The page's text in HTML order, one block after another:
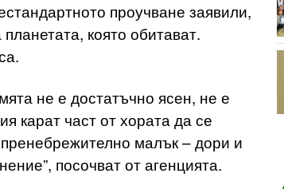
проучване заявили,
която обитават.
не е достатъчно ясен, не е
карат част от хората да се
малък – дори и
посочват от агенцията.